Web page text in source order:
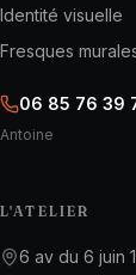
Identité visuelle
Fresques
06 85 76 39
Antoine
L'ATELIER
6 av du 6 juin